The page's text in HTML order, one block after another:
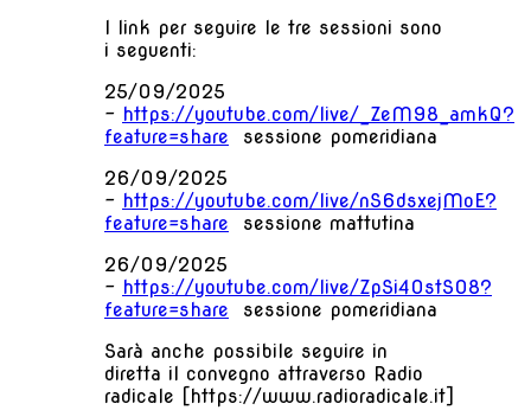
I link per seguire le tre sessioni sono
i seguenti:
25/09/2025
- https://youtube.com/live/_ZeM98_amkQ?
feature=share sessione pomeridiana
26/09/2025
- https://youtube.com/live/nS6dsxejMoE?
feature=share sessione mattutina
26/09/2025
- https://youtube.com/live/ZpSi40stSO8?
feature=share sessione pomeridiana
Sarà anche possibile seguire in
diretta il convegno attraverso Radio
radicale
[https://www.radioradicale.it]